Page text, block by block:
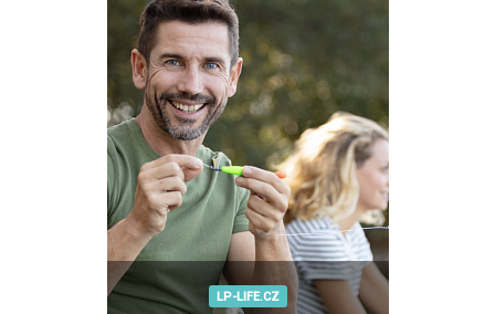
LP-LIFE.CZ